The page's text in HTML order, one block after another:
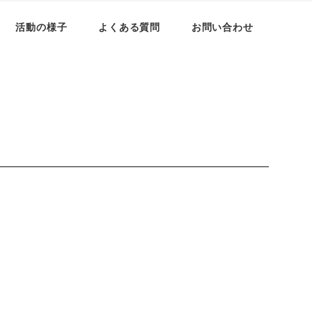
活動の様子 よくある質問 お問い合わせ